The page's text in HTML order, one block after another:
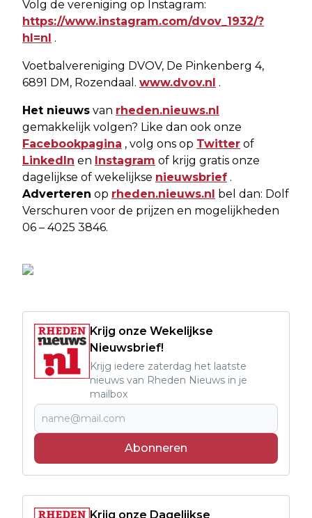
Volg de vereniging op Instagram:
https://www.instagram.com/dvov_1932/?
hl=nl .
Voetbalvereniging DVOV, De Pinkenberg 4,
6891 DM, Rozendaal. www.dvov.nl .
Het nieuws van rheden.nieuws.nl
gemakkelijk volgen? Like dan ook onze
Facebookpagina , volg ons op Twitter of
LinkedIn en Instagram of krijg gratis onze
dagelijkse of wekelijkse nieuwsbrief .
Adverteren op rheden.nieuws.nl bel dan: Dolf
Verschuren voor de prijzen en mogelijkheden
06 – 4025 3846.
Krijg onze Wekelijkse
Nieuwsbrief!
Krijg iedere zaterdag het laatste
nieuws van Rheden Nieuws in je
mailbox
Abonneren
Krijg onze Dagelijkse